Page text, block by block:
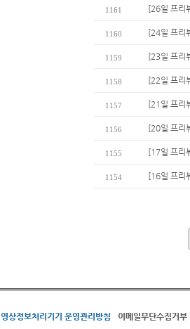
1161 [26일 프리
1160 [24일 프리
1159 [23일 프리
1158 [22일 프리
1157 [21일 프리
1156 [20일 프리
1155 [17일 프리
1154 [16일 프리
영상정보처리기기 운영관리방침 이메일무단수집거부